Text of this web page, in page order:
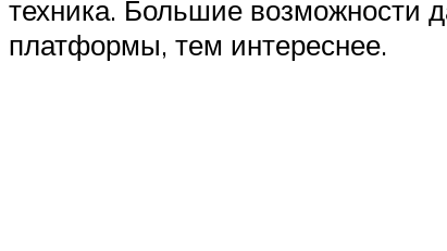
техника. Большие возможности
платформы, тем интереснее.